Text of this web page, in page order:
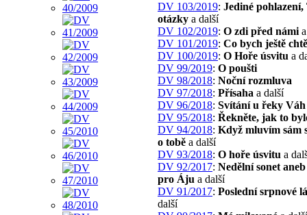
DV 103/2019: Jediné
otázky a další
DV 102/2019: O zdi před námi
DV 101/2019: Co bych ještě
DV 100/2019: O Hoře úsvitu a
DV 99/2019: O poušti
DV 98/2018: Noční rozmluva
DV 97/2018: Přísaha a další
DV 96/2018: Svítání u řeky Váh
DV 95/2018: Řekněte, jak to
DV 94/2018: Když mluvím sám
o tobě a další
DV 93/2018: O hoře úsvitu a
DV 92/2017: Nedělní sonet
pro Áju a další
DV 91/2017: Poslední srpnové
další